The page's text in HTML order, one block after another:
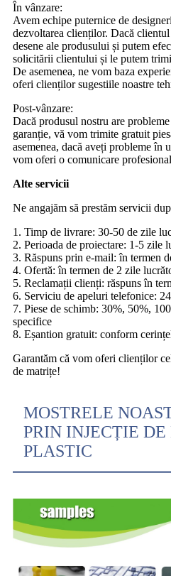
În vânzare:
Avem echipe puternice de
dezvoltarea clienților. Dacă
desene ale produsului și putem
solicitării clientului și le putem
De asemenea, ne vom baza
oferi clienților sugestiile noastre
Post-vânzare:
Dacă produsul nostru are
garanție, vă vom trimite gratuit
asemenea, dacă aveți probleme în
vom oferi o comunicare
Alte servicii
Ne angajăm să prestăm servicii
1. Timp de livrare: 30-50 de zile
2. Perioada de proiectare: 1-5 zile
3. Răspuns prin e-mail: în termen
4. Ofertă: în termen de 2 zile
5. Reclamații clienți: răspuns în
6. Serviciu de apeluri telefonice:
7. Piese de schimb: 30%, 50%,
specifice
8. Eșantion gratuit: conform
Garantăm că vom oferi clienților
de matrițe!
MOSTRELE
PRIN INJECȚIE
PLASTIC